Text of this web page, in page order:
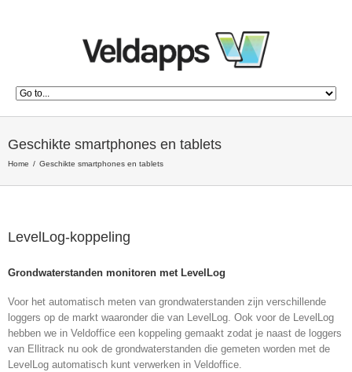
Geschikte smartphones en tablets
Home Geschikte smartphones en tablets
LevelLog-koppeling
Grondwaterstanden monitoren met LevelLog
Voor het automatisch meten van grondwaterstanden zijn verschillende
loggers op de markt waaronder die van LevelLog. Ook voor de LevelLog
hebben we in Veldoffice een koppeling gemaakt zodat je naast de loggers
van Ellitrack nu ook de grondwaterstanden die gemeten worden met de
LevelLog automatisch kunt verwerken in Veldoffice.